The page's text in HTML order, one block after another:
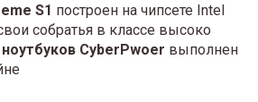
S1 построен на чипсете Intel
собратья в классе высоко
ноутбуков CyberPwoer выполнен